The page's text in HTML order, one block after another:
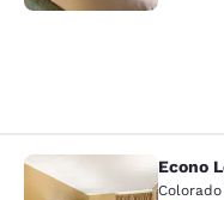
Econo Lodge
Econo